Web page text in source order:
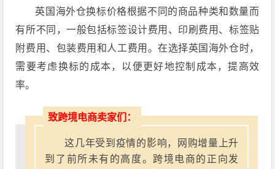
英国海外仓换标价格根据不同的商品种类和数量而
有所不同，一般包括标签设计费用、印刷费用、标签贴
附费用、包装费用和人工费用。在选择英国海外仓时，
需要考虑换标的成本，以便更好地控制成本，提高效
率。
致跨境电商卖家们：
这几年受到疫情的影响，网购增量上升
到了前所未有的高度。跨境电商的正向发